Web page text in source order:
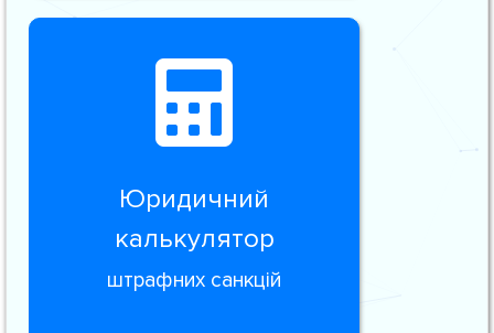
Юридичний
калькулятор
штрафних санкцій